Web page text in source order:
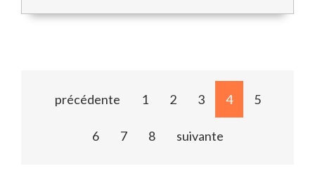
précédente 1 2 3 4 5
6 7 8 suivante